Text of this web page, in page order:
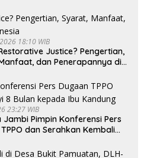
18:10 WIB
Justice? Pengertian,
dan Penerapannya di
23:27 WIB
Pimpin Konferensi Pers
dan Serahkan Kembali